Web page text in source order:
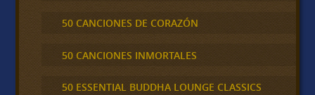
50 CANCIONES DE CORAZÓN
50 CANCIONES INMORTALES
50 ESSENTIAL BUDDHA LOUNGE CLASSICS